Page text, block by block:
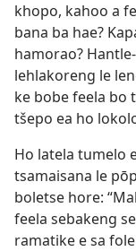
khopo, kahoo a
bana ba hae?
hamorao?
lehlakoreng le
ke bobe feela bo
tšepo ea ho
Ho latela tumelo
tsamaisana le
boletse hore:
feela sebakeng
ramatike e sa